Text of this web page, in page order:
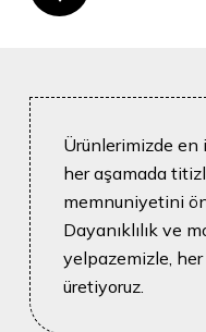
Ürünlerimizde en
her aşamada
memnuniyetini
Dayanıklılık ve
yelpazemizle,
üretiyoruz.